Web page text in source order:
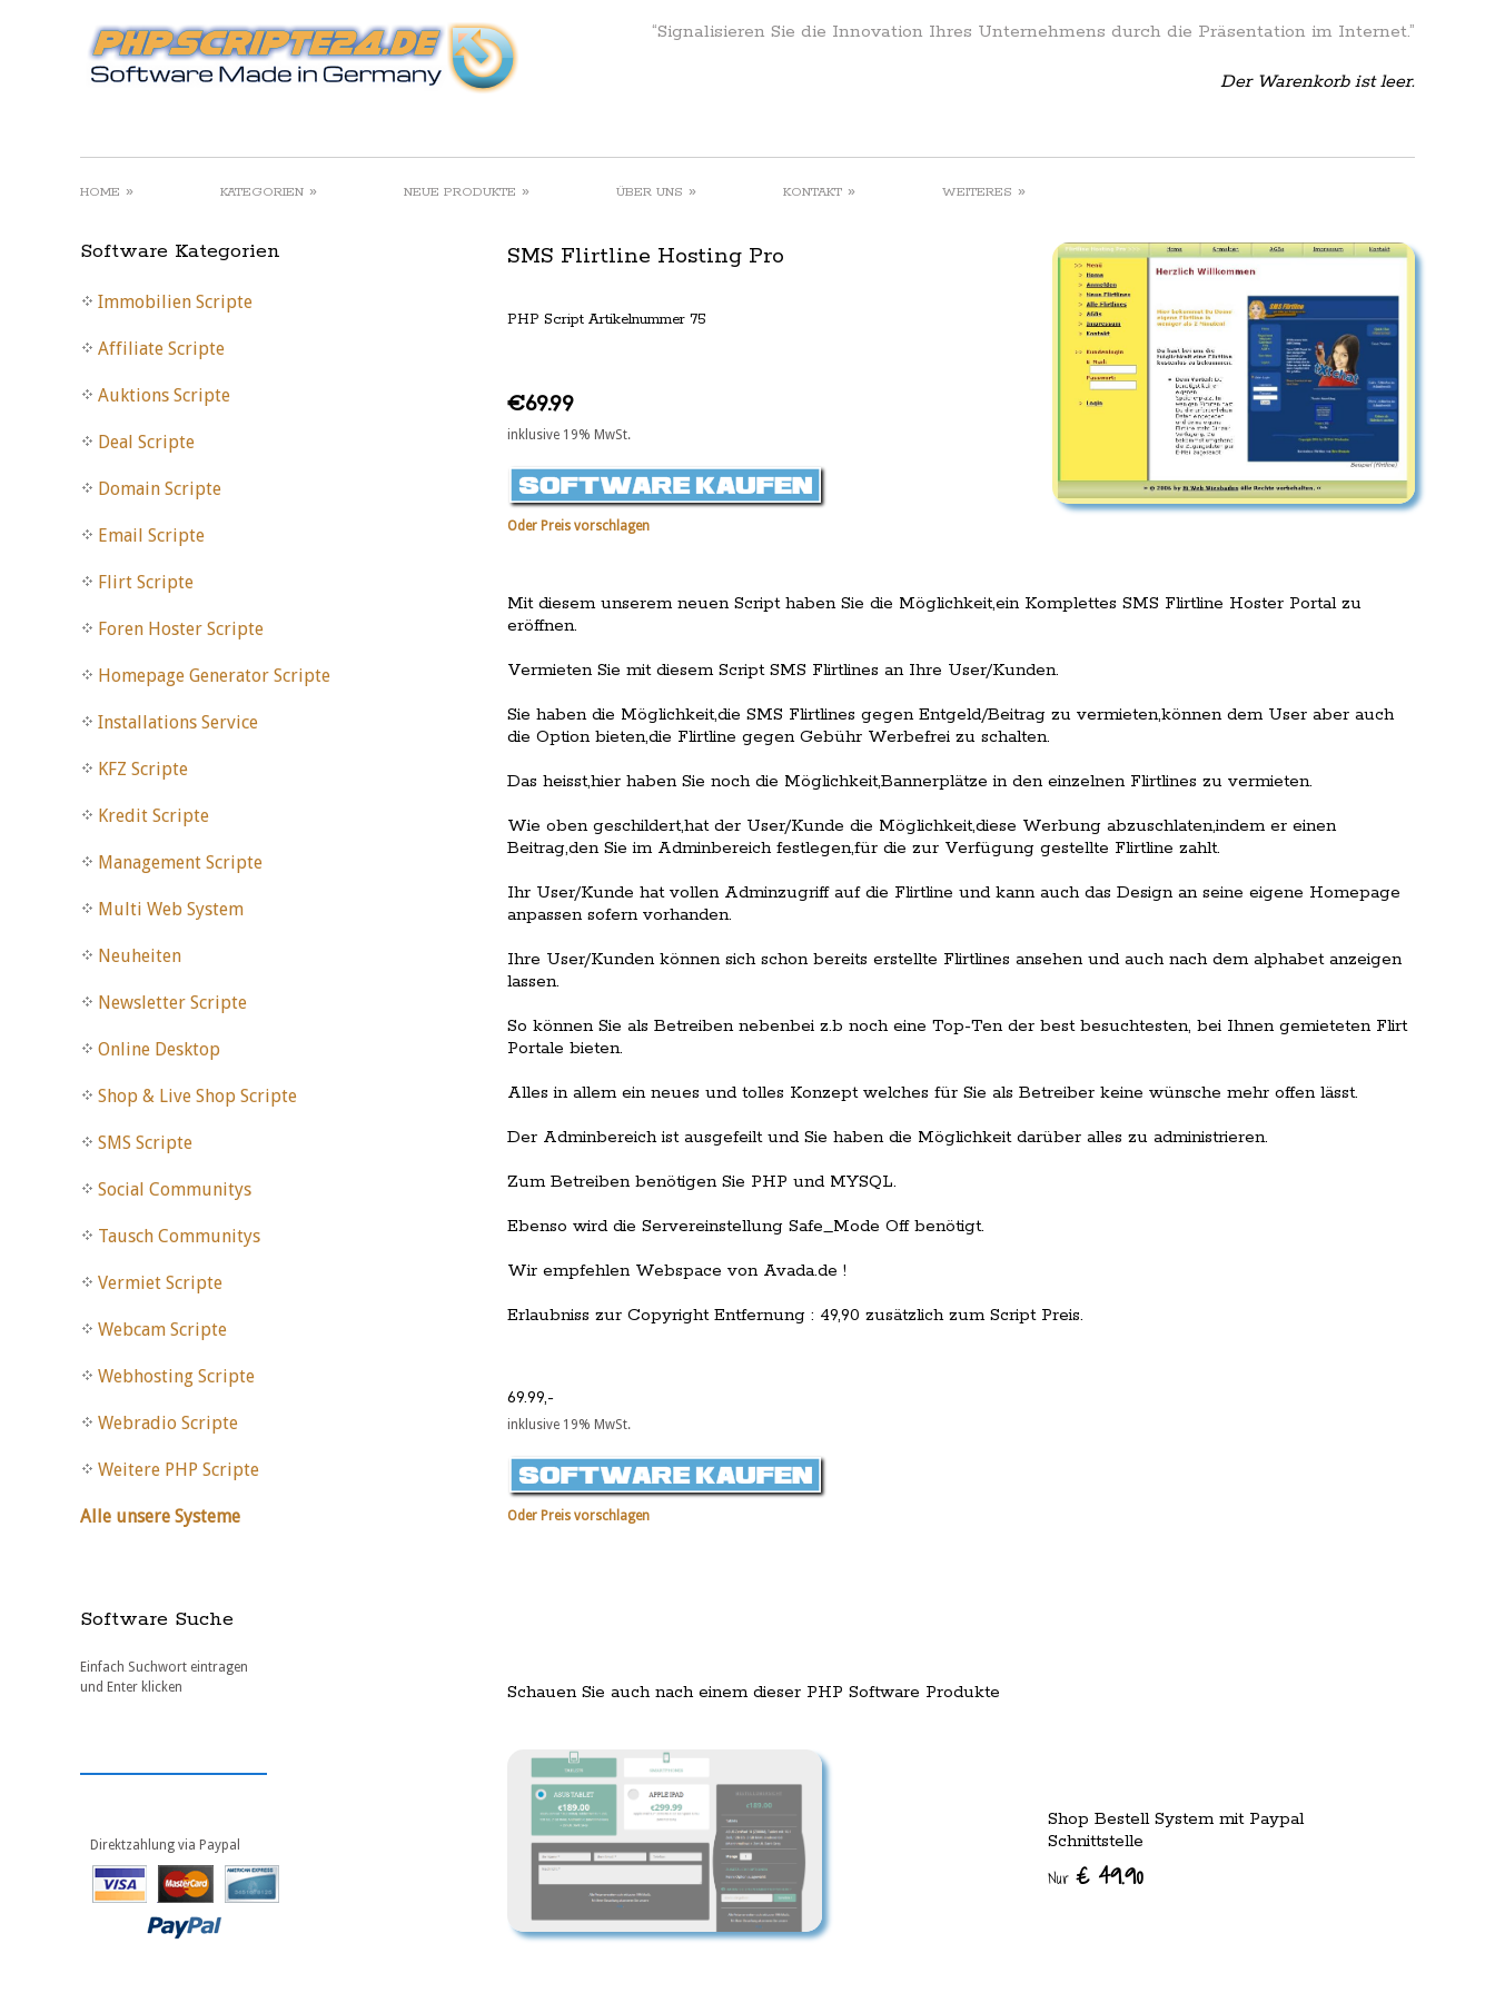
“Signalisieren Sie die Innovation Ihres Unternehmens durch die Präsentation im Internet.”
Der Warenkorb ist leer.
HOME » KATEGORIEN » NEUE PRODUKTE » ÜBER UNS » KONTAKT » WEITERES »
SMS Flirtline Hosting Pro
PHP Script Artikelnummer 75
€69.99
inklusive 19% MwSt.
Oder Preis vorschlagen
Mit diesem unserem neuen Script haben Sie die Möglichkeit,ein Komplettes SMS Flirtline Hoster Portal zu
eröffnen.
Vermieten Sie mit diesem Script SMS Flirtlines an Ihre User/Kunden.
Sie haben die Möglichkeit,die SMS Flirtlines gegen Entgeld/Beitrag zu vermieten,können dem User aber auch
die Option bieten,die Flirtline gegen Gebühr Werbefrei zu schalten.
Das heisst,hier haben Sie noch die Möglichkeit,Bannerplätze in den einzelnen Flirtlines zu vermieten.
Wie oben geschildert,hat der User/Kunde die Möglichkeit,diese Werbung abzuschlaten,indem er einen
Beitrag,den Sie im Adminbereich festlegen,für die zur Verfügung gestellte Flirtline zahlt.
Ihr User/Kunde hat vollen Adminzugriff auf die Flirtline und kann auch das Design an seine eigene Homepage
anpassen sofern vorhanden.
Ihre User/Kunden können sich schon bereits erstellte Flirtlines ansehen und auch nach dem alphabet anzeigen
lassen.
So können Sie als Betreiben nebenbei z.b noch eine Top-Ten der best besuchtesten, bei Ihnen gemieteten Flirt
Portale bieten.
Alles in allem ein neues und tolles Konzept welches für Sie als Betreiber keine wünsche mehr offen lässt.
Der Adminbereich ist ausgefeilt und Sie haben die Möglichkeit darüber alles zu administrieren.
Zum Betreiben benötigen Sie PHP und MYSQL.
Ebenso wird die Servereinstellung Safe_Mode Off benötigt.
Wir empfehlen Webspace von Avada.de !
Erlaubniss zur Copyright Entfernung : 49,90 zusätzlich zum Script Preis.
69.99,-
inklusive 19% MwSt.
Oder Preis vorschlagen
Schauen Sie auch nach einem dieser PHP Software Produkte
Shop Bestell System mit Paypal
Schnittstelle
Nur € 49.90
Software Kategorien
Immobilien Scripte
Affiliate Scripte
Auktions Scripte
Deal Scripte
Domain Scripte
Email Scripte
Flirt Scripte
Foren Hoster Scripte
Homepage Generator Scripte
Installations Service
KFZ Scripte
Kredit Scripte
Management Scripte
Multi Web System
Neuheiten
Newsletter Scripte
Online Desktop
Shop & Live Shop Scripte
SMS Scripte
Social Communitys
Tausch Communitys
Vermiet Scripte
Webcam Scripte
Webhosting Scripte
Webradio Scripte
Weitere PHP Scripte
Alle unsere Systeme
Software Suche
Einfach Suchwort eintragen
und Enter klicken
Direktzahlung via Paypal